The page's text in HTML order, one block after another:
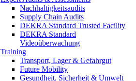
Nachhaltigkeitsaudits
Supply Chain Audits
DEKRA Standard Trusted Facility
DEKRA Standard
Videoüberwachung
Training
Transport, Lager & Gefahrgut
Future Mobility
Gesundheit, Sicherheit & Umwelt